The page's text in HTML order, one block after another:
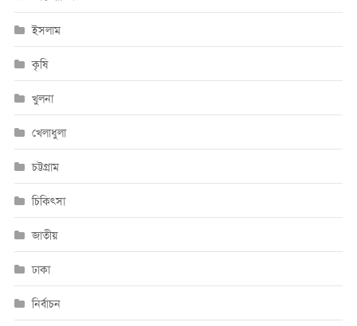
ইসলাম
কৃষি
খুলনা
খেলাধুলা
চট্টগ্রাম
চিকিৎসা
জাতীয়
ঢাকা
নির্বাচন